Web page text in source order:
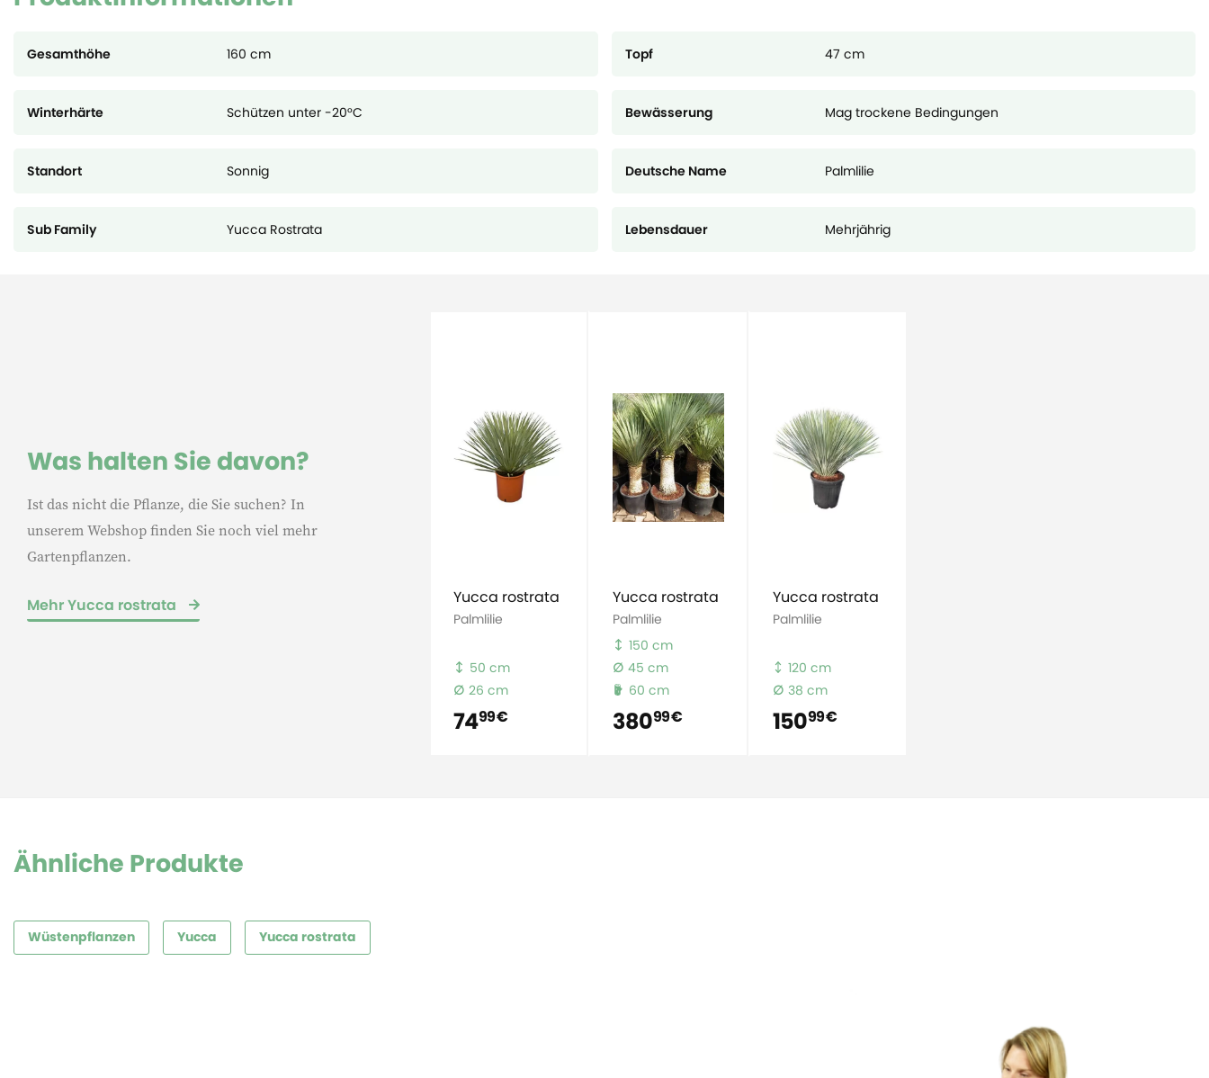
Gesamthöhe 160 cm Topf 47 cm
Winterhärte Schützen unter -20°C Bewässerung Mag trockene Bedingungen
Standort Sonnig Deutsche Name Palmlilie
Sub Family Yucca Rostrata Lebensdauer Mehrjährig
Was halten Sie davon?
Ist das nicht die Pflanze, die Sie suchen? In
unserem Webshop finden Sie noch viel mehr
Gartenpflanzen.
Mehr Yucca rostrata Yucca rostrata
Palmlilie
50 cm
26 cm
7499 €
Yucca rostrata
Palmlilie
150 cm
45 cm
60 cm
38099 €
Yucca rostrata
Palmlilie
120 cm
38 cm
15099 €
Ähnliche Produkte
Wüstenpflanzen Yucca Yucca rostrata